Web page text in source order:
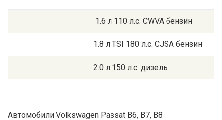
1.6 л 110 л.с. CWVA бензин
1.8 л TSI 180 л.с. CJSA бензин
2.0 л 150 л.с. дизель
Автомобили Volkswagen Passat B6, B7, B8